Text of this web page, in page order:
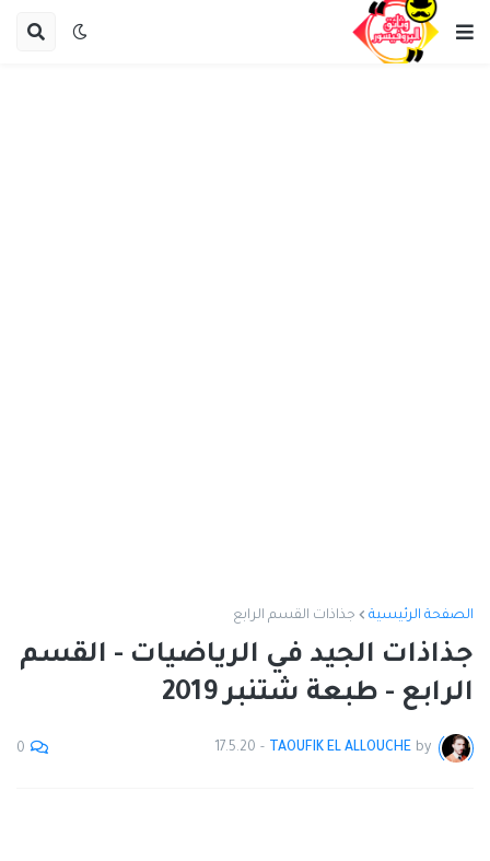
الصفحة الرئيسية جذاذات القسم الرابع
جذاذات الجيد في الرياضيات - القسم
الرابع - طبعة شتنبر 2019
by
TAOUFIK EL ALLOUCHE
-
17.5.20
0